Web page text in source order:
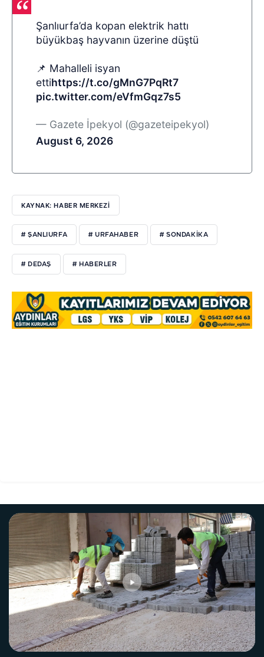
Şanlıurfa’da kopan elektrik hattı
büyükbaş hayvanın üzerine düştü
📌 Mahalleli isyan
ettihttps://t.co/gMnG7PqRt7
pic.twitter.com/eVfmGqz7s5
— Gazete İpekyol (@gazeteipekyol)
August 6, 2026
KAYNAK: HABER MERKEZI
# ŞANLIURFA # URFAHABER # SONDAKİKA
# DEDAŞ # HABERLER